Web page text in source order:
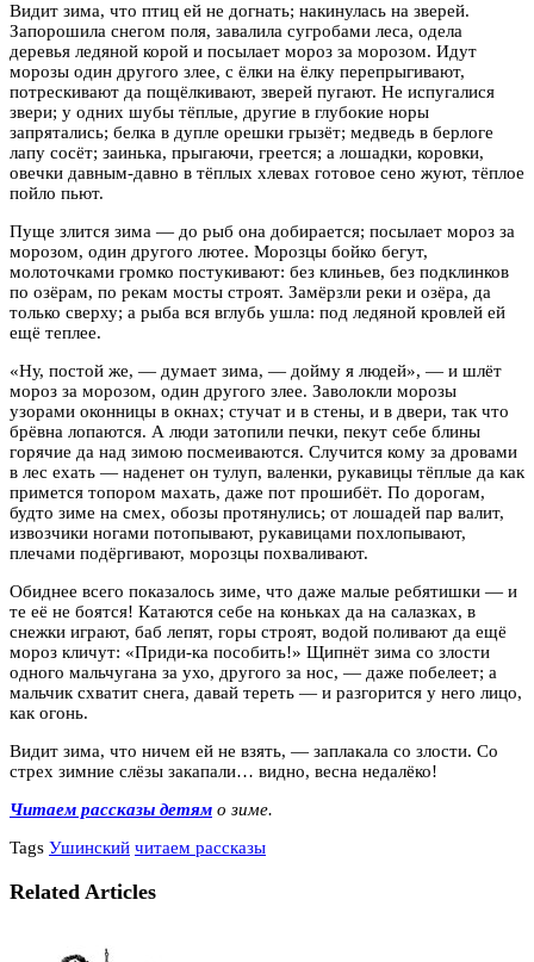
Видит зима, что птиц ей не догнать; накинулась на зверей.
Запорошила снегом поля, завалила сугробами леса, одела
деревья ледяной корой и посылает мороз за морозом. Идут
морозы один другого злее, с ёлки на ёлку перепрыгивают,
потрескивают да пощёлкивают, зверей пугают. Не испугалися
звери; у одних шубы тёплые, другие в глубокие норы
запрятались; белка в дупле орешки грызёт; медведь в берлоге
лапу сосёт; заинька, прыгаючи, греется; а лошадки, коровки,
овечки давным-давно в тёплых хлевах готовое сено жуют, тёплое
пойло пьют.
Пуще злится зима — до рыб она добирается; посылает мороз за
морозом, один другого лютее. Морозцы бойко бегут,
молоточками громко постукивают: без клиньев, без подклинков
по озёрам, по рекам мосты строят. Замёрзли реки и озёра, да
только сверху; а рыба вся вглубь ушла: под ледяной кровлей ей
ещё теплее.
«Ну, постой же, — думает зима, — дойму я людей», — и шлёт
мороз за морозом, один другого злее. Заволокли морозы
узорами оконницы в окнах; стучат и в стены, и в двери, так что
брёвна лопаются. А люди затопили печки, пекут себе блины
горячие да над зимою посмеиваются. Случится кому за дровами
в лес ехать — наденет он тулуп, валенки, рукавицы тёплые да как
примется топором махать, даже пот прошибёт. По дорогам,
будто зиме на смех, обозы протянулись; от лошадей пар валит,
извозчики ногами потопывают, рукавицами похлопывают,
плечами подёргивают, морозцы похваливают.
Обиднее всего показалось зиме, что даже малые ребятишки — и
те её не боятся! Катаются себе на коньках да на салазках, в
снежки играют, баб лепят, горы строят, водой поливают да ещё
мороз кличут: «Приди-ка пособить!» Щипнёт зима со злости
одного мальчугана за ухо, другого за нос, — даже побелеет; а
мальчик схватит снега, давай тереть — и разгорится у него лицо,
как огонь.
Видит зима, что ничем ей не взять, — заплакала со злости. Со
стрех зимние слёзы закапали… видно, весна недалёко!
Читаем рассказы детям о зиме.
Tags Ушинский читаем рассказы
Related Articles